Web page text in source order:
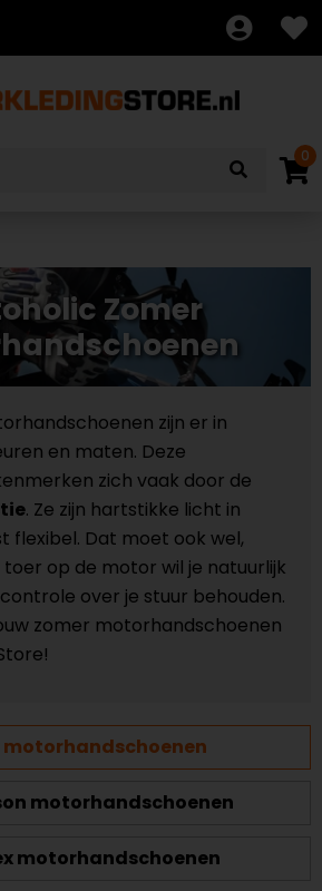
0
Zomer
zijn er in
en maten. Deze
zich vaak door de
. Ze zijn hartstikke licht in
flexibel. Dat moet ook wel,
op de motor wil je natuurlijk
over je stuur behouden.
zomer motorhandschoenen
motorhandschoenen
motorhandschoenen
motorhandschoenen